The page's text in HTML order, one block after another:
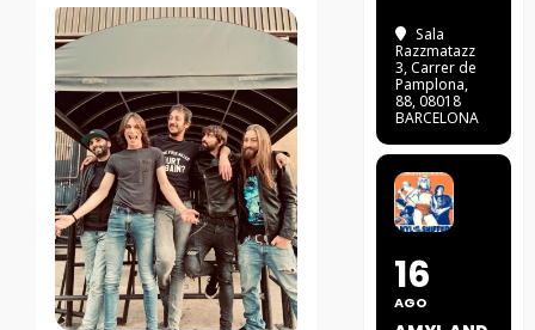
Sala
Razzmatazz
3, Carrer de
Pamplona,
88, 08018
BARCELONA
16
AGO